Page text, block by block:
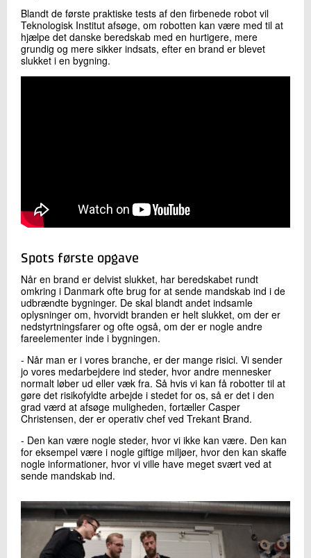
Blandt de første praktiske tests af den firbenede robot vil
Teknologisk Institut afsøge, om robotten kan være med til at
hjælpe det danske beredskab med en hurtigere, mere
grundig og mere sikker indsats, efter en brand er blevet
slukket i en bygning.
Spots første opgave
Når en brand er delvist slukket, har beredskabet rundt
omkring i Danmark ofte brug for at sende mandskab ind i de
udbrændte bygninger. De skal blandt andet indsamle
oplysninger om, hvorvidt branden er helt slukket, om der er
nedstyrtningsfarer og ofte også, om der er nogle andre
fareelementer inde i bygningen.
- Når man er i vores branche, er der mange risici. Vi sender
jo vores medarbejdere ind steder, hvor andre mennesker
normalt løber ud eller væk fra. Så hvis vi kan få robotter til at
gøre det risikofyldte arbejde i stedet for os, så er det i den
grad værd at afsøge muligheden, fortæller Casper
Christensen, der er operativ chef ved Trekant Brand.
- Den kan være nogle steder, hvor vi ikke kan være. Den kan
for eksempel være i nogle giftige miljøer, hvor den kan skaffe
nogle informationer, hvor vi ville have meget svært ved at
sende mandskab ind.